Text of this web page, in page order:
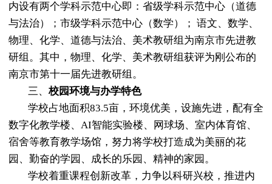
内设有两个学科示范中心即：省级学科示范中心（道德
与法治）；市级学科示范中心（数学）； 语文、数学、
物理、化学、道德与法治、美术教研组为南京市先进教
研组。其中，物理、化学、美术教研组获评为刚公布的
南京市第十一届先进教研组。
三、校园环境与办学特色
学校占地面积83.5亩， 环境优美，设施先进，配有全
数字化教学楼、 AI智能实验楼、网球场、室内体育馆、
宿舍等教育教学场馆， 努力将学校打造成为美丽的花
园、勤奋的学园、成长的乐园、精神的家园。
学校着重课程创新改革，力争以科研兴校，推进内